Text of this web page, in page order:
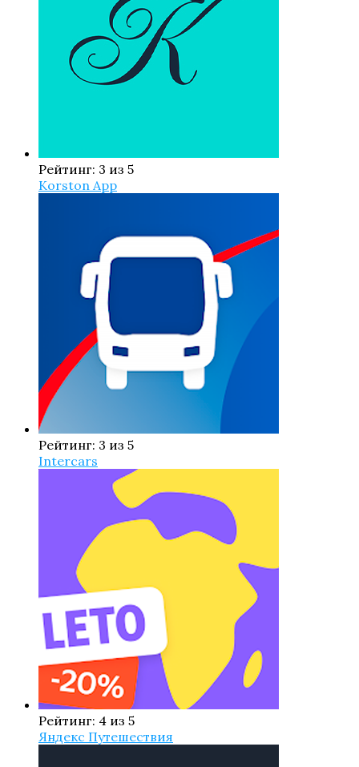
Рейтинг: 3 из 5
Korston App
Рейтинг: 3 из 5
Intercars
Рейтинг: 4 из 5
Яндекс Путешествия